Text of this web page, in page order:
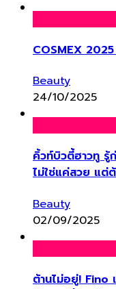
COSMEX
Beauty
24/10/2025
คิ้วท์บิวตี้ฮาวทู รู้
ไม่ใช่แค่สวย แต่ต้
Beauty
02/09/2025
ต้านไม่อยู่! Fino